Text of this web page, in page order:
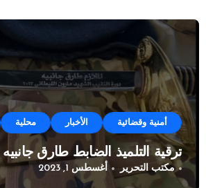
أمنية وقضائية الأخبار محلية
ترقية التلميذ الضابط طارق
مكتب التحرير أغسطس 1, 2023